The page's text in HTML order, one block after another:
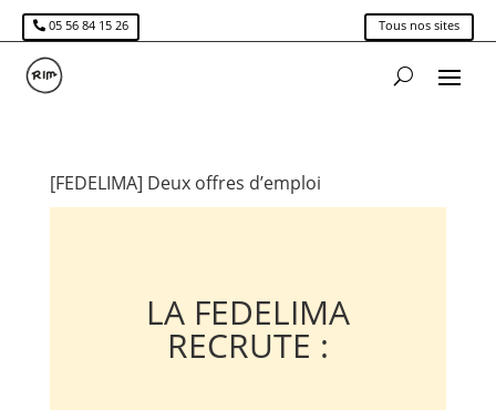
05 56 84 15 26 Tous nos sites
[FEDELIMA] Deux offres d’emploi
LA FEDELIMA
RECRUTE :